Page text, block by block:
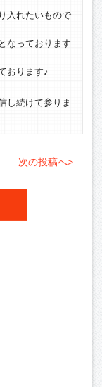
入れたいもので
なっております
おります♪
し続けて参りま
次の投稿へ>